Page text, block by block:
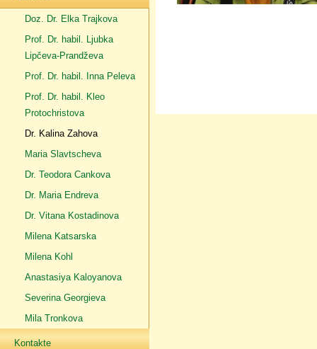
Doz. Dr. Elka Trajkova
Prof. Dr. habil. Ljubka
Lipčeva-Prandževa
Prof. Dr. habil. Inna Peleva
Prof. Dr. habil. Kleo
Protochristova
Dr. Kalina Zahova
Maria Slavtscheva
Dr. Teodora Cankova
Dr. Maria Endreva
Dr. Vitana Kostadinova
Milena Katsarska
Milena Kohl
Anastasiya Kaloyanova
Severina Georgieva
Mila Tronkova
Kontakte